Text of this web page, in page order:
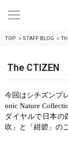
TOP STAFF BLOG
The CTIZEN
今回はシチズンプ
onic Nature
ダイヤルで日本の
吹」と「紺碧」の